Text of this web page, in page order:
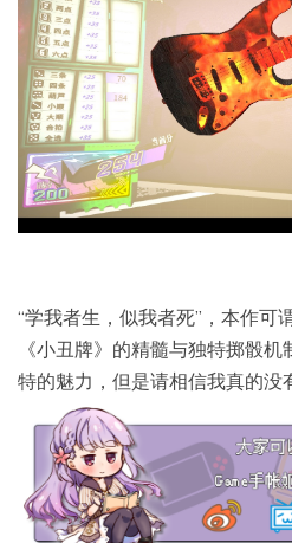
“学我者生，似我者死”，本作可
《小丑牌》的精髓与独特掷骰
特的魅力，但是请相信我真的没